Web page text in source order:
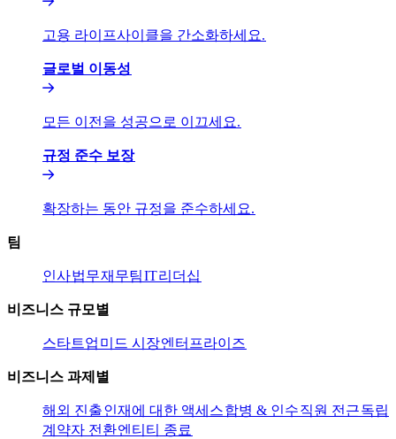
고용 라이프사이클을 간소화하세요.​​
글로벌 이동성​​
모든 이전을 성공으로 이끄세요.​​
규정 준수 보장​​
확장하는 동안 규정을 준수하세요.​​
팀​​
인사​​법무​​재무팀​​IT​​리더십​​
비즈니스 규모별​​
스타트업​​ 미드 시장​​엔터프라이즈​​
비즈니스 과제별​​
해외 진출​​인재에 대한 액세스​​합병 & 인수​​직원 전근​​독립
계약자 전환​​엔티티 종료​​